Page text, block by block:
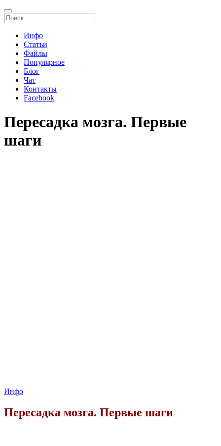
Инфо
Статьи
Файлы
Популярное
Блог
Чат
Контакты
Facebook
Пересадка мозга. Первые
шаги
Инфо
Пересадка мозга. Первые шаги